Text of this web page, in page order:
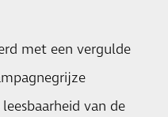
met een vergulde
van de